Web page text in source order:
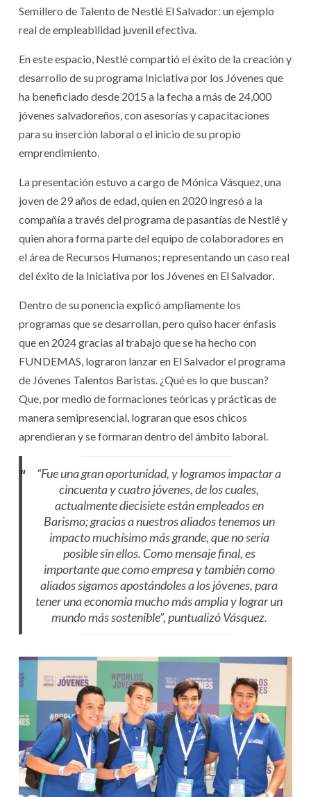
Semillero de Talento de Nestlé El Salvador: un ejemplo
real de empleabilidad juvenil efectiva.
En este espacio, Nestlé compartió el éxito de la creación y
desarrollo de su programa Iniciativa por los Jóvenes que
ha beneficiado desde 2015 a la fecha a más de 24,000
jóvenes salvadoreños, con asesorías y capacitaciones
para su inserción laboral o el inicio de su propio
emprendimiento.
La presentación estuvo a cargo de Mónica Vásquez, una
joven de 29 años de edad, quien en 2020 ingresó a la
compañía a través del programa de pasantías de Nestlé y
quien ahora forma parte del equipo de colaboradores en
el área de Recursos Humanos; representando un caso real
del éxito de la Iniciativa por los Jóvenes en El Salvador.
Dentro de su ponencia explicó ampliamente los
programas que se desarrollan, pero quiso hacer énfasis
que en 2024 gracias al trabajo que se ha hecho con
FUNDEMAS, lograron lanzar en El Salvador el programa
de Jóvenes Talentos Baristas. ¿Qué es lo que buscan?
Que, por medio de formaciones teóricas y prácticas de
manera semipresencial, lograran que esos chicos
aprendieran y se formaran dentro del ámbito laboral.
“Fue una gran oportunidad, y logramos impactar a
cincuenta y cuatro jóvenes, de los cuales,
actualmente diecisiete están empleados en
Barismo; gracias a nuestros aliados tenemos un
impacto muchísimo más grande, que no sería
posible sin ellos. Como mensaje final, es
importante que como empresa y también como
aliados sigamos apostándoles a los jóvenes, para
tener una economía mucho más amplia y lograr un
mundo más sostenible”, puntualizó Vásquez.